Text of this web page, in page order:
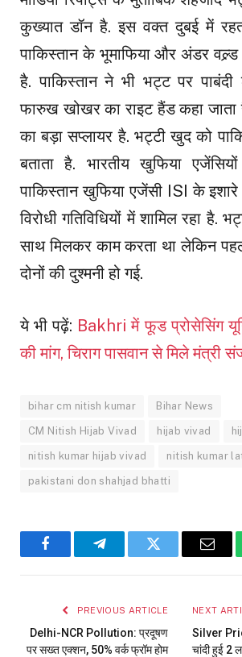
कुख्यात डॉन है. इस वक्त दुबई में
पाकिस्तान के भूमाफिया और अंडर
है. पाकिस्तान ने भी भट्ट पर
फारुख खोखर का राइट हैंड कहा जाता
का बड़ा सप्लायर है. भट्टी खुद को
बताता है. भारतीय खुफिया
पाकिस्तान खुफिया एजेंसी ISI के इशारे
विरोधी गतिविधियों में शामिल रहा है.
साथ मिलकर काम करता था लेकिन
दोनों की दुश्मनी हो गई.
ये भी पढ़ें: Bakhri में फूड प्रोसेसिंग
की मांग, चिराग पासवान से मिले मंत्री
bihar cm nitish kumar Bihar News
CM Nitish Hijab Vivad hijab vivad
nitish kumar hijab vivad nitish kumar
pakistani don shahjad bhatti
FacebookTelegramTwitter Email
PREVIOUS ARTICLE
Delhi-NCR Pollution: प्रदूषण
पर सख्त एक्शन, 50% वर्क फ्रॉम होम
NEXT
Silver
चांदी हुई 2